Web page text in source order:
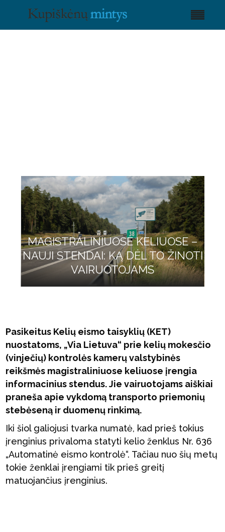
MAGISTRALINIUOSE KELIUOSE –
NAUJI STENDAI: KĄ DĖL TO ŽINOTI
VAIRUOTOJAMS
Pasikeitus Kelių eismo taisyklių (KET)
nuostatoms, „Via Lietuva“ prie kelių mokesčio
(vinječių) kontrolės kamerų valstybinės
reikšmės magistraliniuose keliuose įrengia
informacinius stendus. Jie vairuotojams aiškiai
praneša apie vykdomą transporto priemonių
stebėseną ir duomenų rinkimą.
Iki šiol galiojusi tvarka numatė, kad prieš tokius
įrenginius privaloma statyti kelio ženklus Nr. 636
„Automatinė eismo kontrolė“. Tačiau nuo šių metų
tokie ženklai įrengiami tik prieš greitį
matuojančius įrenginius.